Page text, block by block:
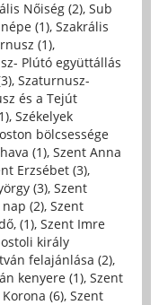
Nőiség (2), Sub
(1), Szakrális
(1),
Plútó együttállás
, Szaturnusz-
és a Tejút
, Székelyek
bölcsessége
(1), Szent Anna
Erzsébet (3),
(3), Szent
(2), Szent
(1), Szent Imre
király
felajánlása (2),
kenyere (1), Szent
(6), Szent